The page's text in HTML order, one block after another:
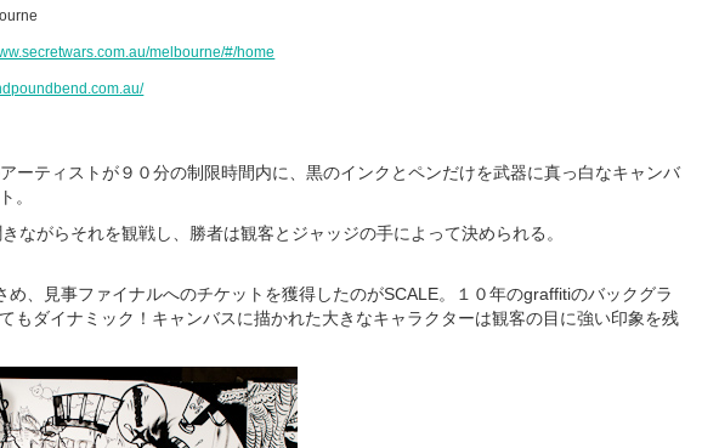
melbourne/#/home
ーティストが９０分の制限時間内に、黒のインクとペンだけを武器に真っ白なキャンバ
。
ながらそれを観戦し、勝者は観客とジャッジの手によって決められる。
め、見事ファイナルへのチケットを獲得したのがSCALE。１０年のgraffitiのバックグラ
もダイナミック！キャンバスに描かれた大きなキャラクターは観客の目に強い印象を残